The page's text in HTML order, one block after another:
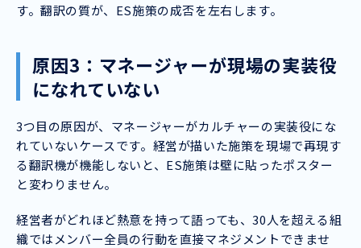
す。翻訳の質が、ES施策の成否を左右します。
原因3：マネージャーが現場の実装役
になれていない
3つ目の原因が、マネージャーがカルチャーの実装役にな
れていないケースです。経営が描いた施策を現場で再現す
る翻訳機が機能しないと、ES施策は壁に貼ったポスター
と変わりません。
経営者がどれほど熱意を持って語っても、30人を超える組
織ではメンバー全員の行動を直接マネジメントできませ